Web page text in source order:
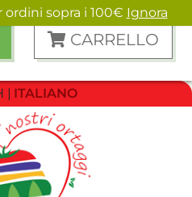
ITALIANO
CARRELLO
sopra i 100€ Ignora